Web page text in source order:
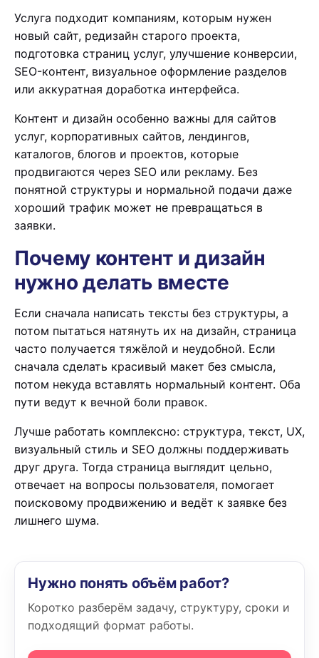
Услуга подходит компаниям, которым нужен
новый сайт, редизайн старого проекта,
подготовка страниц услуг, улучшение конверсии,
SEO-контент, визуальное оформление разделов
или аккуратная доработка интерфейса.
Контент и дизайн особенно важны для сайтов
услуг, корпоративных сайтов, лендингов,
каталогов, блогов и проектов, которые
продвигаются через SEO или рекламу. Без
понятной структуры и нормальной подачи даже
хороший трафик может не превращаться в
заявки.
Почему контент и дизайн
нужно делать вместе
Если сначала написать тексты без структуры, а
потом пытаться натянуть их на дизайн, страница
часто получается тяжёлой и неудобной. Если
сначала сделать красивый макет без смысла,
потом некуда вставлять нормальный контент. Оба
пути ведут к вечной боли правок.
Лучше работать комплексно: структура, текст, UX,
визуальный стиль и SEO должны поддерживать
друг друга. Тогда страница выглядит цельно,
отвечает на вопросы пользователя, помогает
поисковому продвижению и ведёт к заявке без
лишнего шума.
Нужно понять объём работ?
Коротко разберём задачу, структуру, сроки и
подходящий формат работы.